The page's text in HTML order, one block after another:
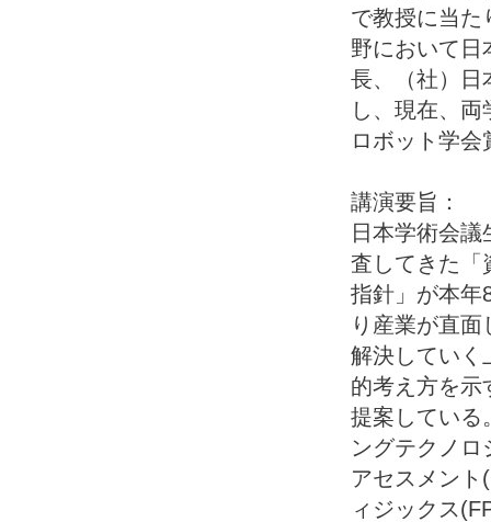
で教授に当た
野において日
長、（社）日
し、現在、
ロボット学
講演要旨：
日本学術会
査してきた「
指針」が本年
り産業が直
解決していく
的考え方を示
提案している
ングテクノロ
アセスメント
ィジックス